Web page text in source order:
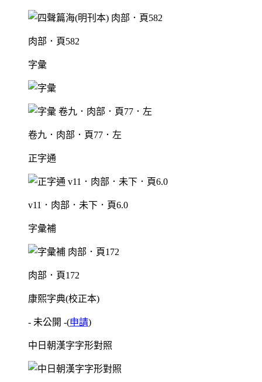
肉部．頁582
字彙
卷九．肉部．頁77．左
正字通
v11．肉部．未下．頁6.0
字彙補
肉部．頁172
康熙字典(校正本)
- 未公開 -(申請)
中日朝漢字字形對照